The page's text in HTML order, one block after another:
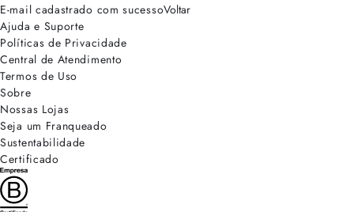
E-mail cadastrado com sucessoVoltar
Ajuda e Suporte
Políticas de Privacidade
Central de Atendimento
Termos de Uso
Sobre
Nossas Lojas
Seja um Franqueado
Sustentabilidade
Certificado